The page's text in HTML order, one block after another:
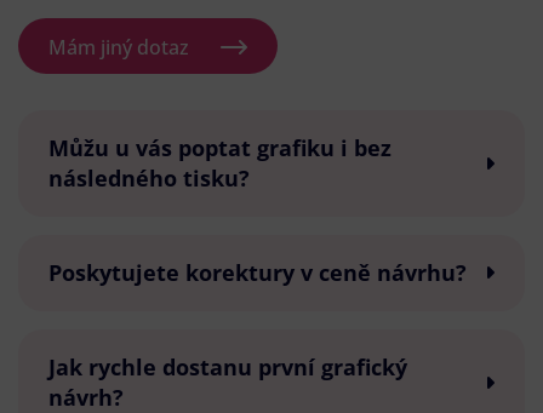
Mám jiný dotaz
Můžu u vás poptat grafiku i bez
následného tisku?
Poskytujete korektury v ceně návrhu?
Jak rychle dostanu první grafický
návrh?